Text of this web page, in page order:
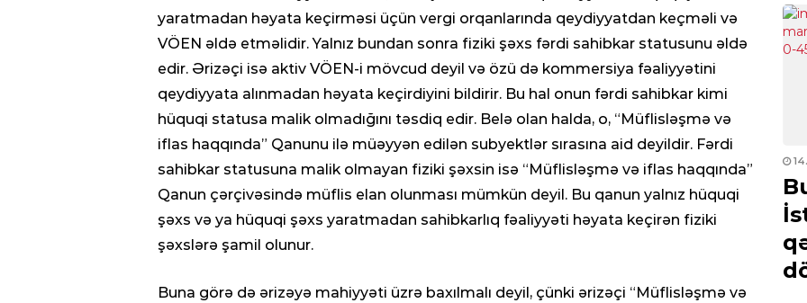
yaratmadan həyata keçirməsi üçün vergi orqanlarında qeydiyyatdan keçməli və
VÖEN əldə etməlidir. Yalnız bundan sonra fiziki şəxs fərdi sahibkar statusunu əldə
edir. Ərizəçi isə aktiv VÖEN-i mövcud deyil və özü də kommersiya fəaliyyətini
qeydiyyata alınmadan həyata keçirdiyini bildirir. Bu hal onun fərdi sahibkar kimi
hüquqi statusa malik olmadığını təsdiq edir. Belə olan halda, o, “Müflisləşmə və
iflas haqqında” Qanunu ilə müəyyən edilən subyektlər sırasına aid deyildir. Fərdi
sahibkar statusuna malik olmayan fiziki şəxsin isə “Müflisləşmə və iflas haqqında”
Qanun çərçivəsində müflis elan olunması mümkün deyil. Bu qanun yalnız hüquqi
şəxs və ya hüquqi şəxs yaratmadan sahibkarlıq fəaliyyəti həyata keçirən fiziki
şəxslərə şamil olunur.
Buna görə də ərizəyə mahiyyəti üzrə baxılmalı deyil, çünki ərizəçi “Müflisləşmə və
2
- 04:56
Paşinyan: “Bayden
gəldisə, Putin gedə
bilər” – VİDEO
02.12.2022
Lavrovun Qarabağ
mesajı:Rusiya məxfi